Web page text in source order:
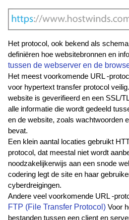
Het protocol, ook bekend als
definiëren hoe websitebronnen en
tussen de webserver en de
Het meest voorkomende URL -
voor hypertext transfer protocol
website is geverifieerd en een SSL/
alle informatie die wordt gedeeld
en de website, zoals wachtwoorden
bevat.
Een klein aantal locaties gebruikt
protocol, dat meestal niet wordt
noodzakelijkerwijs aan een snode
codering legt de site en haar
cyberdreigingen.
FTP (File Transfer Protocol) Voor
bestanden tussen een client en